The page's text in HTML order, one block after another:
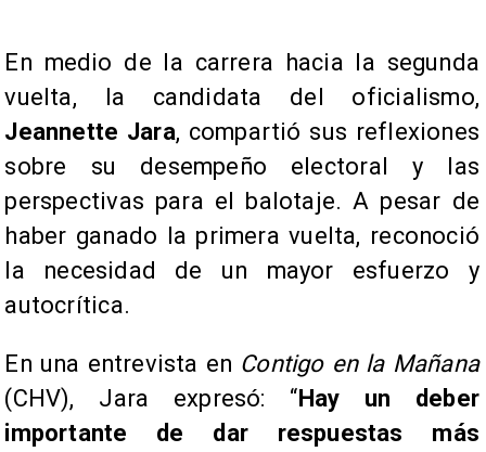
En medio de la carrera hacia la segunda
vuelta, la candidata del oficialismo,
Jeannette Jara, compartió sus reflexiones
sobre su desempeño electoral y las
perspectivas para el balotaje. A pesar de
haber ganado la primera vuelta, reconoció
la necesidad de un mayor esfuerzo y
autocrítica.
En una entrevista en Contigo en la Mañana
(CHV), Jara expresó: “Hay un deber
importante de dar respuestas más